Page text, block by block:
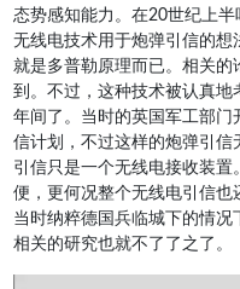
态势感知能力。在20世纪上
无线电技术用于炮弹引信的想
就是多普勒原理而已。相关的
到。不过，这种技术被认真
年间了。当时的英国军工部门
信计划，不过这样的炮弹引
引信只是一个无线电接收装
便，更何况整个无线电引信
当时纳粹德国兵临城下的情况
相关的研究也就不了了之了。